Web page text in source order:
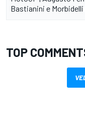
Bastianini e
TOP